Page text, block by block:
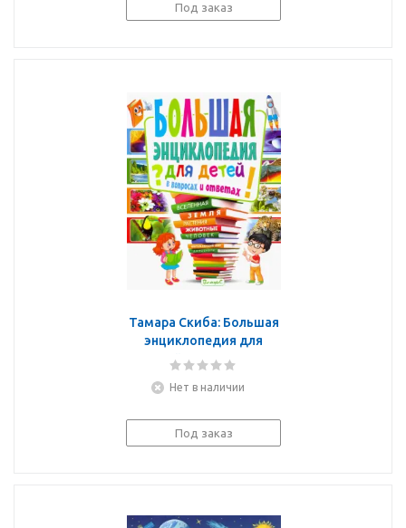
Под заказ
Тамара Скиба: Большая
энциклопедия для
детей в вопросах и
Нет в наличии
Под заказ